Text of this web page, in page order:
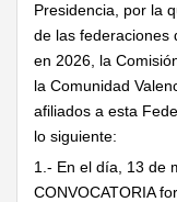
Presidencia, por la
de las federaciones
en 2026, la
la Comunidad
afiliados a esta
lo siguiente:
1.- En el día, 13 de
CONVOCATORIA